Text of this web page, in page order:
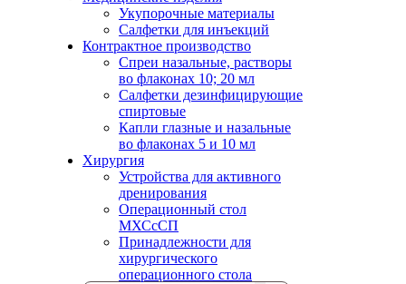
Укупорочные материалы
Салфетки для инъекций
Контрактное производство
Спреи назальные, растворы
во флаконах 10; 20 мл
Салфетки дезинфицирующие
спиртовые
Капли глазные и назальные
во флаконах 5 и 10 мл
Хирургия
Устройства для активного
дренирования
Операционный стол
МХСсСП
Принадлежности для
хирургического
операционного стола